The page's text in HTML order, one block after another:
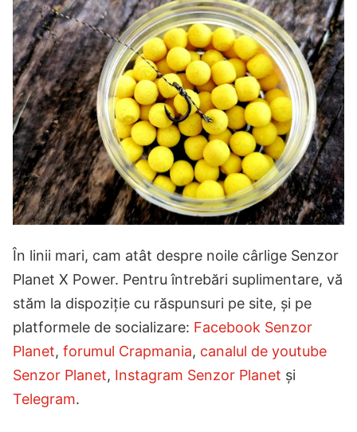
În linii mari, cam atât despre noile cârlige Senzor
Planet X Power. Pentru întrebări suplimentare, vă
stăm la dispoziție cu răspunsuri pe site, și pe
platformele de socializare: Facebook Senzor
Planet, forumul Crapmania, canalul de youtube
Senzor Planet, Instagram Senzor Planet și
Telegram.